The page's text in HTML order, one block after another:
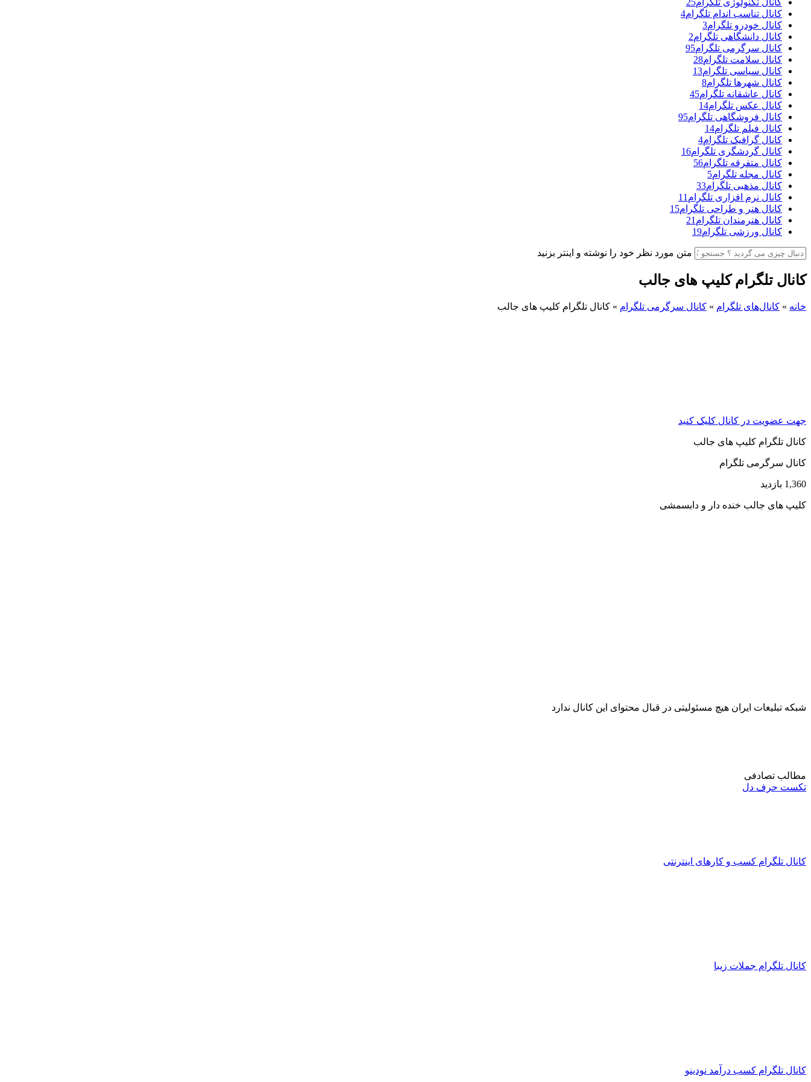
کانال تناسب اندام تلگرام4
کانال خودرو تلگرام3
کانال دانشگاهی تلگرام2
کانال سرگرمی تلگرام95
کانال سلامت تلگرام28
کانال سیاسی تلگرام13
کانال شهرها تلگرام8
کانال عاشقانه تلگرام45
کانال عکس تلگرام14
کانال فروشگاهی تلگرام95
کانال فیلم تلگرام14
کانال گرافیک تلگرام4
کانال گردشگری تلگرام16
کانال متفرقه تلگرام56
کانال مجله تلگرام5
کانال مذهبی تلگرام33
کانال نرم افزاری تلگرام 11
کانال هنر و طراحی تلگرام15
کانال هنرمندان تلگرام 21
کانال ورزشی تلگرام19
متن مورد نظر خود را نوشته و اینتر بزنید
کانال تلگرام کلیپ های جالب
خانه » کانال‌های تلگرام » کانال سرگرمی تلگرام » کانال تلگرام کلیپ های جالب
جهت عضویت در کانال کلیک کنید
کانال تلگرام کلیپ های جالب
کانال سرگرمی تلگرام
1,360 بازدید
کلیپ های جالب خنده دار و دابسمشی
شبکه تبلیغات ایران هیچ مسئولیتی در قبال محتوای این کانال ندارد
مطالب تصادفی
تکست حرف دل
کانال تلگرام کسب و کارهای اینترنتی
کانال تلگرام جملات زیبا
کانال تلگرام کسب درآمد نودینو